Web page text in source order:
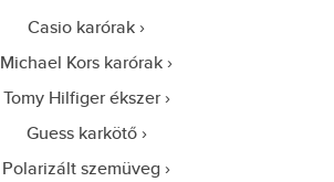
Casio karórak
Michael Kors karórak
Tomy Hilfiger ékszer
Guess karkötő
Polarizált szemüveg